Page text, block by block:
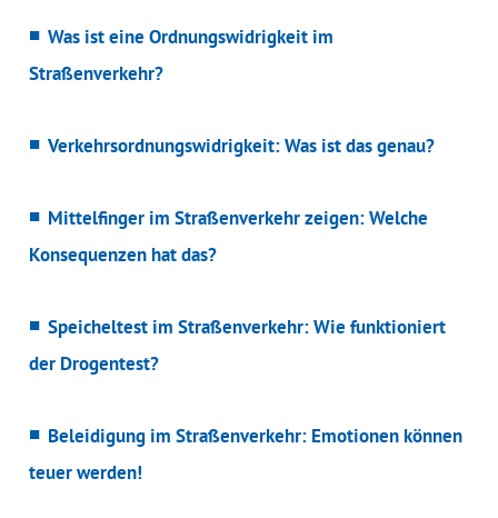
Was ist eine Ordnungswidrigkeit im
Straßenverkehr?
Verkehrsordnungswidrigkeit: Was ist das genau?
Mittelfinger im Straßenverkehr zeigen: Welche
Konsequenzen hat das?
Speicheltest im Straßenverkehr: Wie funktioniert
der Drogentest?
Beleidigung im Straßenverkehr: Emotionen können
teuer werden!